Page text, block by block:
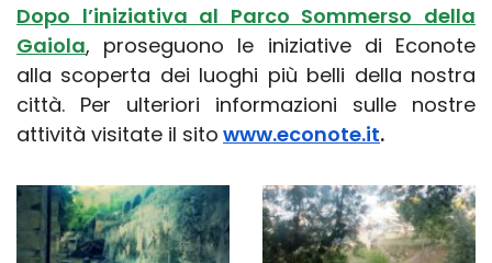
Dopo l’iniziativa al Parco Sommerso della
Gaiola, proseguono le iniziative di Econote
alla scoperta dei luoghi più belli della nostra
città. Per ulteriori informazioni sulle nostre
attività visitate il sito www.econote.it.